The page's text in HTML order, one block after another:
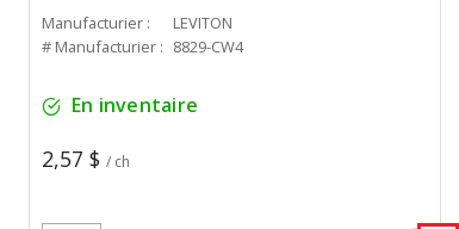
Manufacturier :
LEVITON
# Manufacturier : 8829-CW4
En inventaire
2,57 $ / ch